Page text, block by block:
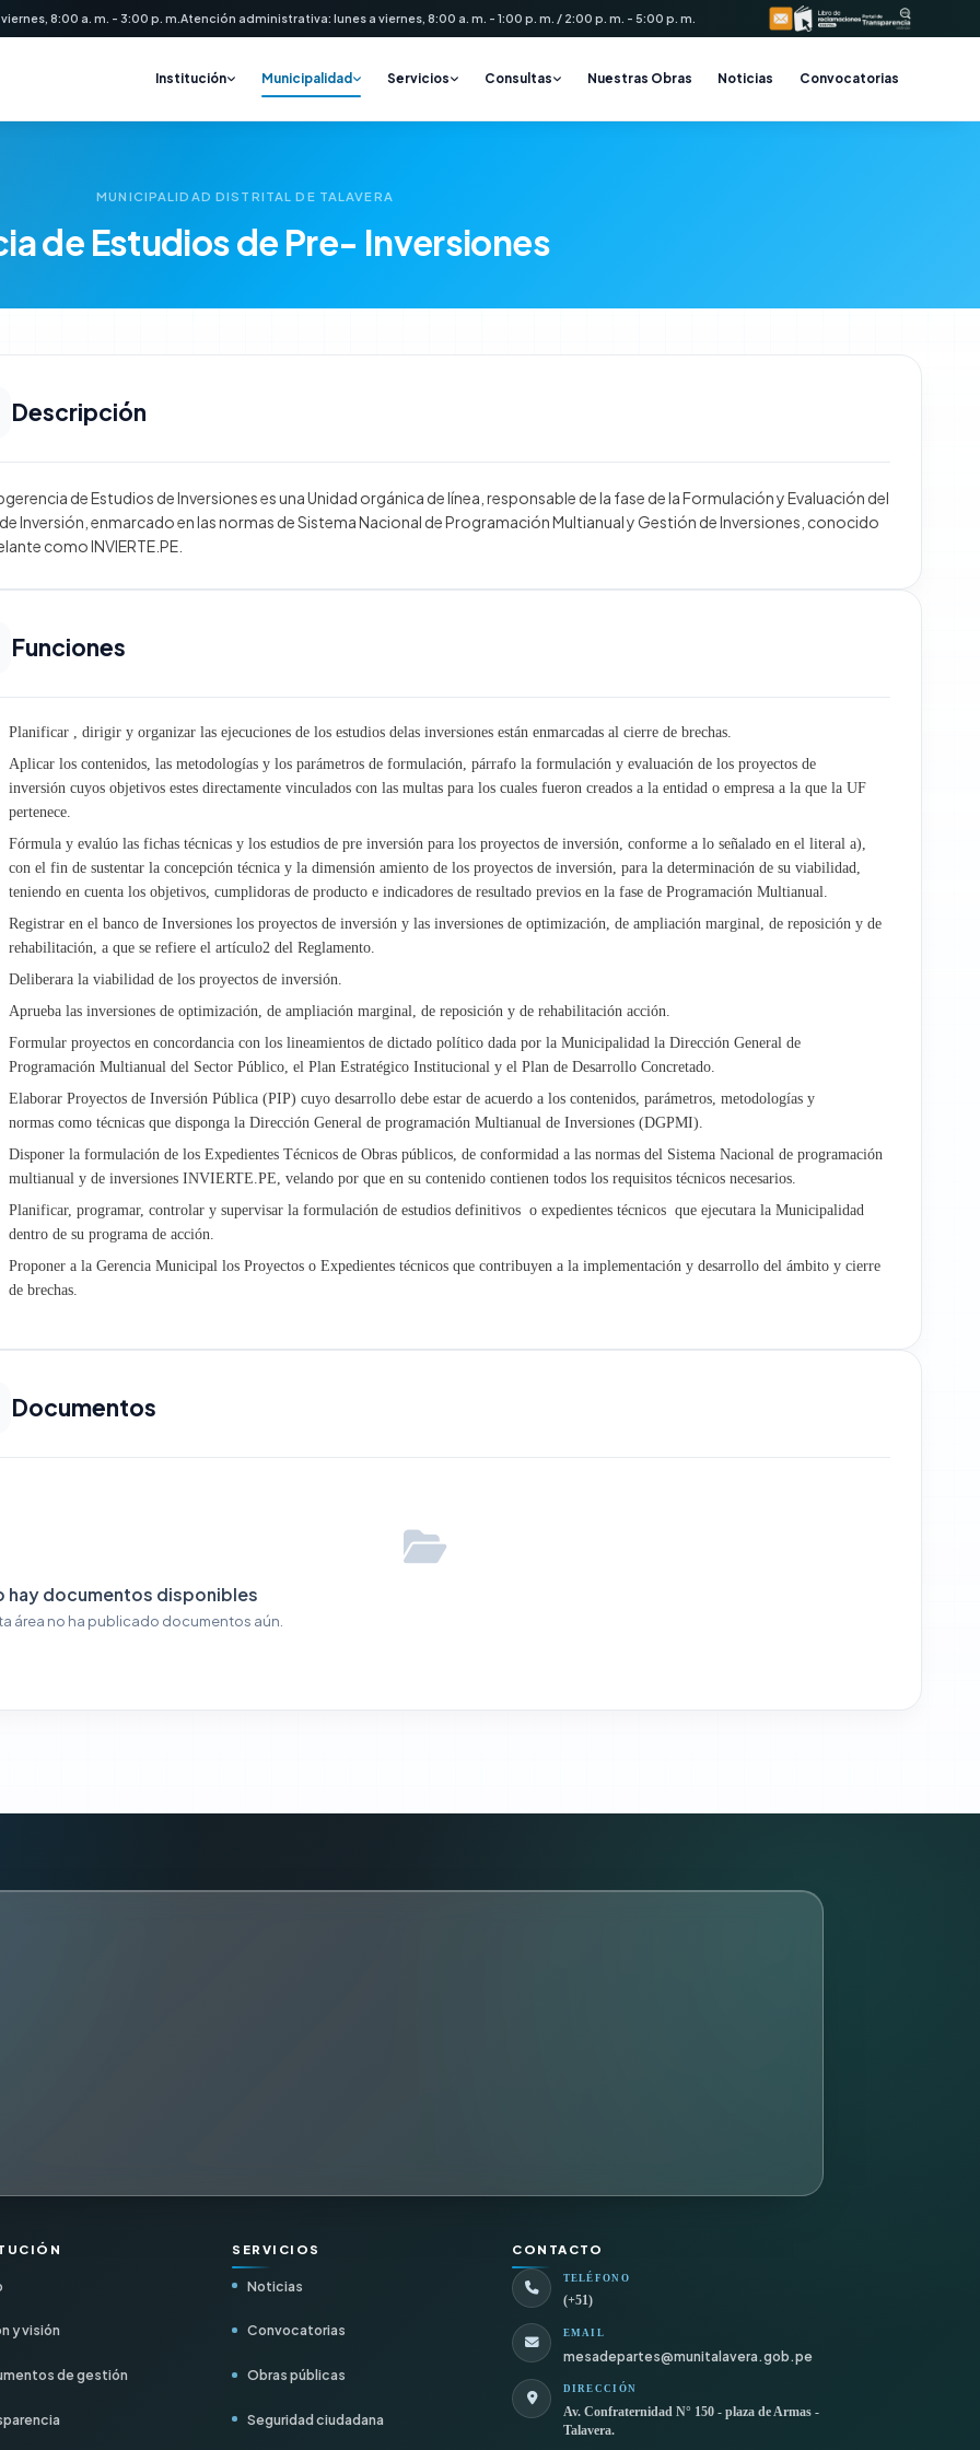
8:00 a. m. - 3:00 p. m.Atención administrativa: lunes a viernes, 8:00 a. m. - 1:00 p. m. / 2:00 p. m. - 5:00 p. m.
Institución Municipalidad Servicios Consultas Nuestras Obras Noticias Convocatorias
MUNICIPALIDAD DISTRITAL DE TALAVERA
de Estudios de Pre- Inversiones
Descripción
de Estudios de Inversiones es una Unidad orgánica de línea, responsable de la fase de la Formulación y Evaluación del
Inversión, enmarcado en las normas de Sistema Nacional de Programación Multianual y Gestión de Inversiones, conocido
como INVIERTE.PE.
Funciones
Planificar , dirigir y organizar las ejecuciones de los estudios delas inversiones están enmarcadas al cierre de brechas.
Aplicar los contenidos, las metodologías y los parámetros de formulación, párrafo la formulación y evaluación de los proyectos de
inversión cuyos objetivos estes directamente vinculados con las multas para los cuales fueron creados a la entidad o empresa a la que la UF
pertenece.
Fórmula y evalúo las fichas técnicas y los estudios de pre inversión para los proyectos de inversión, conforme a lo señalado en el literal a),
con el fin de sustentar la concepción técnica y la dimensión amiento de los proyectos de inversión, para la determinación de su viabilidad,
teniendo en cuenta los objetivos, cumplidoras de producto e indicadores de resultado previos en la fase de Programación Multianual.
Registrar en el banco de Inversiones los proyectos de inversión y las inversiones de optimización, de ampliación marginal, de reposición y de
rehabilitación, a que se refiere el artículo2 del Reglamento.
Deliberara la viabilidad de los proyectos de inversión.
Aprueba las inversiones de optimización, de ampliación marginal, de reposición y de rehabilitación acción.
Formular proyectos en concordancia con los lineamientos de dictado político dada por la Municipalidad la Dirección General de
Programación Multianual del Sector Público, el Plan Estratégico Institucional y el Plan de Desarrollo Concretado.
Elaborar Proyectos de Inversión Pública (PIP) cuyo desarrollo debe estar de acuerdo a los contenidos, parámetros, metodologías y
normas como técnicas que disponga la Dirección General de programación Multianual de Inversiones (DGPMI).
Disponer la formulación de los Expedientes Técnicos de Obras públicos, de conformidad a las normas del Sistema Nacional de programación
multianual y de inversiones INVIERTE.PE, velando por que en su contenido contienen todos los requisitos técnicos necesarios.
Planificar, programar, controlar y supervisar la formulación de estudios definitivos o expedientes técnicos que ejecutara la Municipalidad
dentro de su programa de acción.
Proponer a la Gerencia Municipal los Proyectos o Expedientes técnicos que contribuyen a la implementación y desarrollo del ámbito y cierre
de brechas.
Documentos
hay documentos disponibles
área no ha publicado documentos aún.
y visión
de gestión
SERVICIOS
Noticias
Convocatorias
Obras públicas
Seguridad ciudadana
CONTACTO
TELÉFONO
(+51)
EMAIL
mesadepartes@munitalavera.gob.pe
DIRECCIÓN
Av. Confraternidad N° 150 - plaza de Armas -
Talavera.